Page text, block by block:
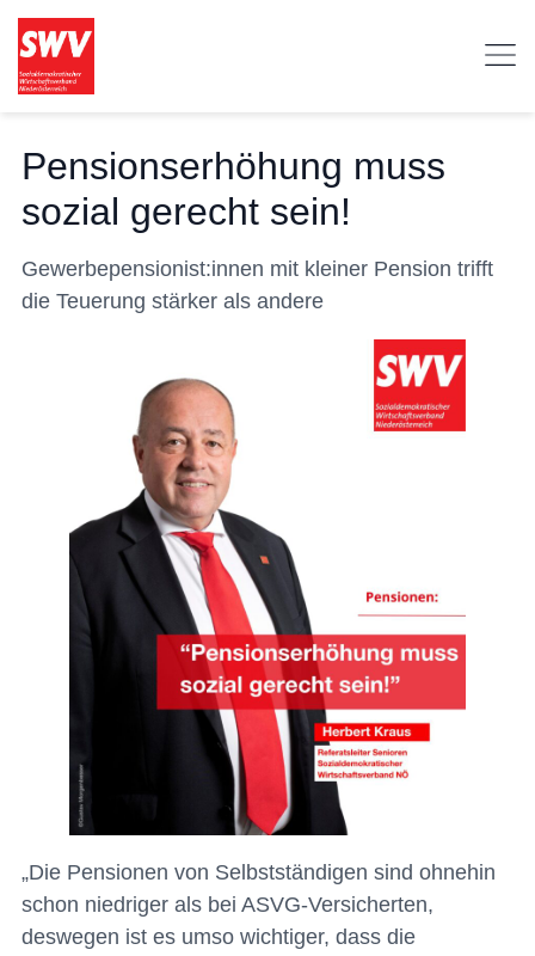
Pensionserhöhung muss
sozial gerecht sein!
Gewerbepensionist:innen mit kleiner Pension trifft
die Teuerung stärker als andere
„Die Pensionen von Selbstständigen sind ohnehin
schon niedriger als bei ASVG-Versicherten,
deswegen ist es umso wichtiger, dass die